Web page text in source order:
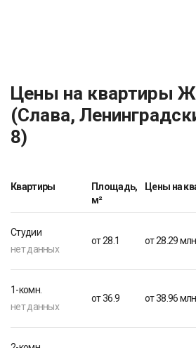
Цены на квартиры
(Слава,
8)
Квартиры
Площадь,
м²
Цены на
Студии
нет данных
от 28.1 от 28.29 млн.
1-комн.
нет данных
от 36.9 от 38.96 млн.